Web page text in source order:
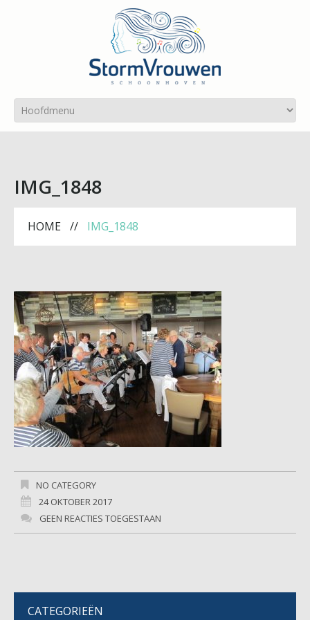
IMG_1848
HOME IMG_1848
NO CATEGORY
24 OKTOBER 2017
GEEN REACTIES TOEGESTAAN
CATEGORIEËN